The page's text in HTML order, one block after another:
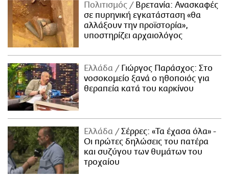
Πολιτισμός
Βρετανία: Ανασκαφές
σε πυρηνική εγκατάσταση «θα
αλλάξουν την προϊστορία»,
υποστηρίζει αρχαιολόγος
Ελλάδα
Γιώργος Παράσχος: Στο
νοσοκομείο ξανά ο ηθοποιός για
θεραπεία κατά του καρκίνου
Ελλάδα
Σέρρες: «Τα έχασα όλα» -
Οι πρώτες δηλώσεις του πατέρα
και συζύγου των θυμάτων του
τροχαίου